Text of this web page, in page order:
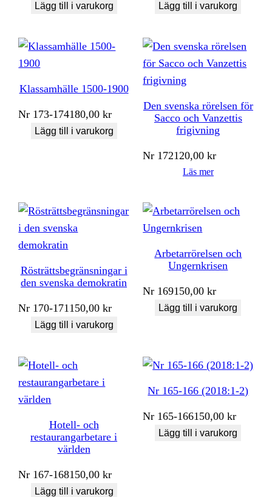
Lägg till i varukorg Lägg till i varukorg
Klassamhälle 1500-1900
Nr 173-174180,00kr
Lägg till i varukorg
Den svenska rörelsen för
Sacco och Vanzettis
frigivning
Nr 172120,00kr
Läs mer
Rösträttsbegränsningar i
den svenska demokratin
Nr 170-171150,00kr
Lägg till i varukorg
Arbetarrörelsen och
Ungernkrisen
Nr 169150,00kr
Lägg till i varukorg
Hotell- och
restaurangarbetare i
världen
Nr 167-168150,00kr
Lägg till i varukorg
Nr 165-166 (2018:1-2)
Nr 165-166150,00kr
Lägg till i varukorg